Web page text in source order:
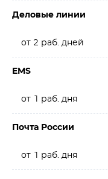
Деловые линии
от 2 раб. дней
EMS
от 1 раб. дня
Почта России
от 1 раб. дня